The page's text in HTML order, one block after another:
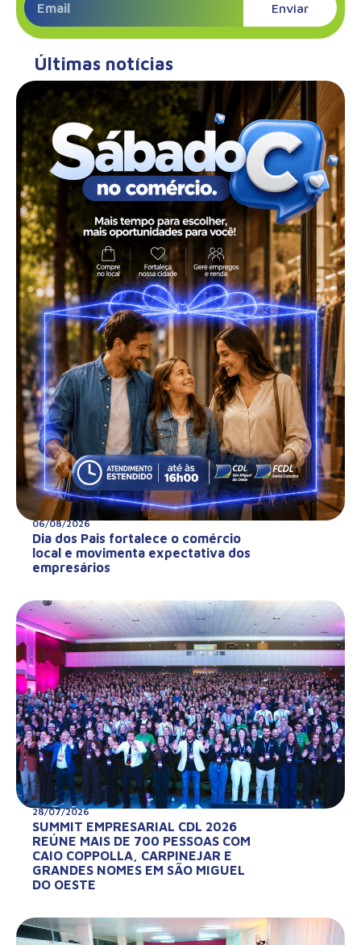
Enviar
Últimas notícias
06/08/2026
Dia dos Pais fortalece o comércio
local e movimenta expectativa dos
empresários
28/07/2026
SUMMIT EMPRESARIAL CDL 2026
REÚNE MAIS DE 700 PESSOAS COM
CAIO COPPOLLA, CARPINEJAR E
GRANDES NOMES EM SÃO MIGUEL
DO OESTE